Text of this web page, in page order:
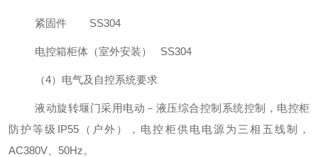
紧固件 SS304
电控箱柜体（室外安装） SS304
（4） 电气及自控系统要求
液动旋转堰门采用电动－液压综合控制系统控制，电控柜
防护等级 IP55（户外），电控柜供电电源为三相五线制，
AC380V
50Hz。